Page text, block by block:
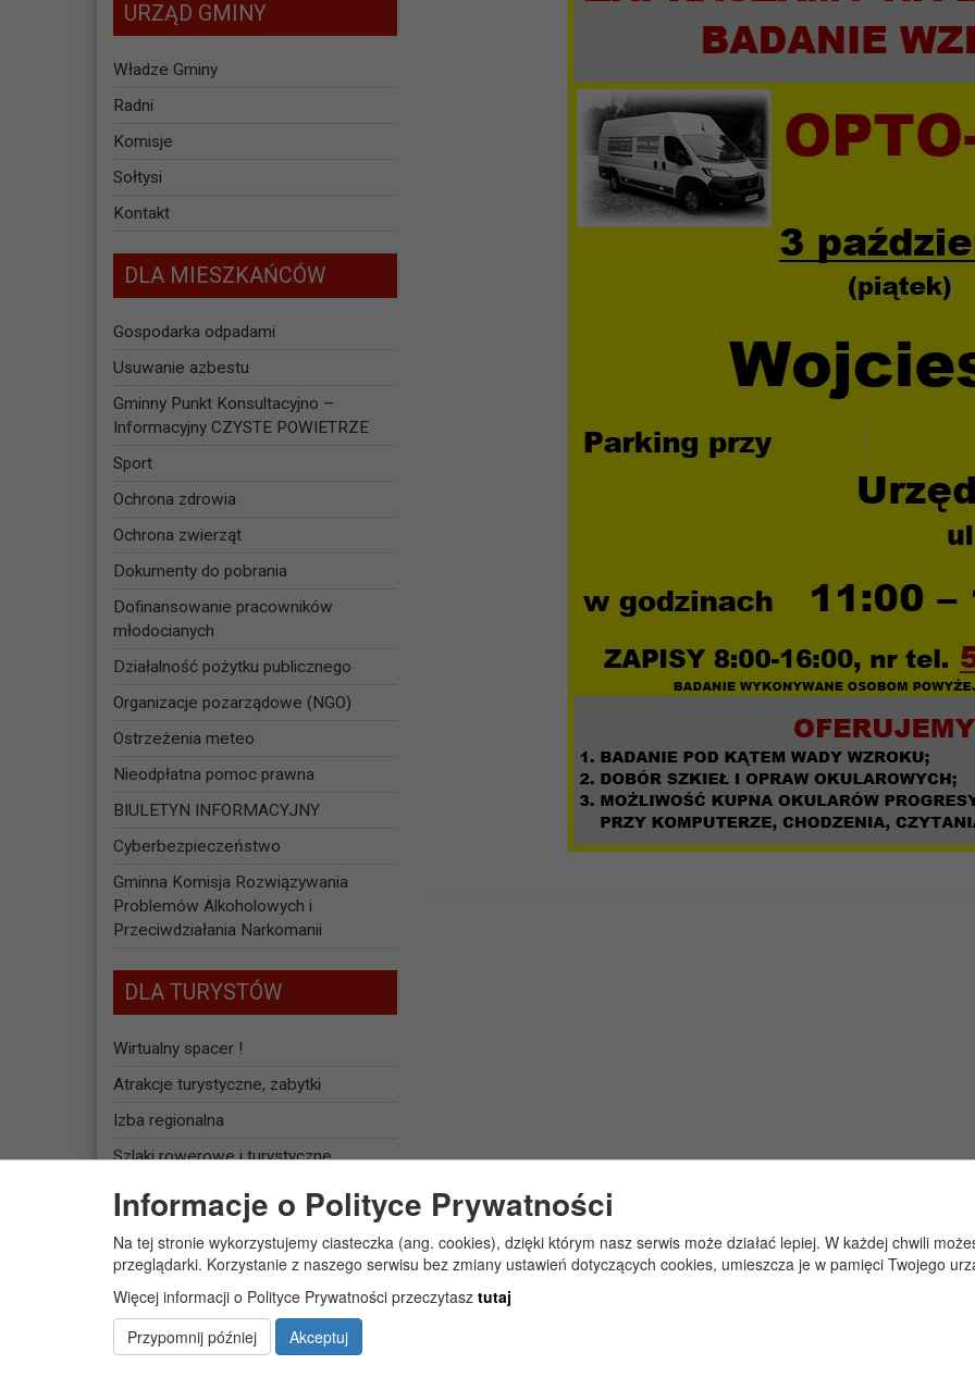
URZĄD GMINY
Władze Gminy
Radni
Komisje
Sołtysi
Kontakt
DLA MIESZKAŃCÓW
Gospodarka odpadami
Usuwanie azbestu
Gminny Punkt Konsultacyjno –
Informacyjny CZYSTE POWIETRZE
Sport
Ochrona zdrowia
Ochrona zwierząt
Dokumenty do pobrania
Dofinansowanie pracowników
młodocianych
Działalność pożytku publicznego
Organizacje pozarządowe (NGO)
Ostrzeżenia meteo
Nieodpłatna pomoc prawna
BIULETYN INFORMACYJNY
Cyberbezpieczeństwo
Gminna Komisja Rozwiązywania
Problemów Alkoholowych i
Przeciwdziałania Narkomanii
DLA TURYSTÓW
Wirtualny spacer !
Atrakcje turystyczne, zabytki
Izba regionalna
Szlaki rowerowe i turystyczne
Baza noclegowa
JEDNOSTKI
ORGANIZACYJNE
Żłobek Gminny „PUCHATEK”
Informacje o Polityce Prywatności
Na tej stronie wykorzystujemy ciasteczka (ang. cookies), dzięki którym nasz serwis może działać lepiej. W każdej chwili
przeglądarki. Korzystanie z naszego serwisu bez zmiany ustawień dotyczących cookies, umieszcza je w pamięci Twojego
Więcej informacji o Polityce Prywatności przeczytasz tutaj
Przypomnij później
Akceptuj